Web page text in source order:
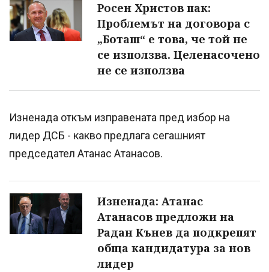
Росен Христов пак:
Проблемът на договора с
„Боташ“ е това, че той не
се използва. Целенасочено
не се използва
Изненада откъм изправената пред избор на
лидер ДСБ - какво предлага сегашният
председател Атанас Атанасов.
Изненада: Атанас
Атанасов предложи на
Радан Кънев да подкрепят
обща кандидатура за нов
лидер